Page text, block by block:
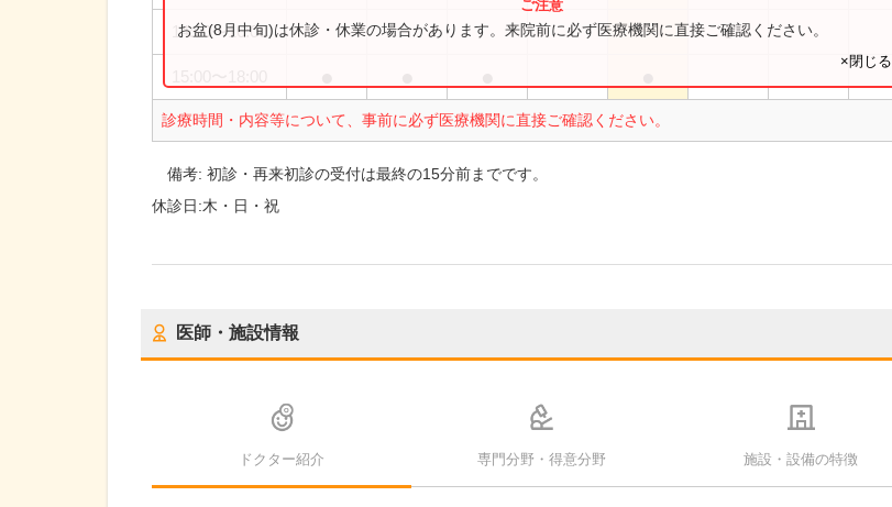
14:00〜16:00 ●
診療時間・内容等について、事前に必ず医療機関に直接ご確認ください。
お盆(8月中旬)は休診・休業の場合があります。来院前に必ず医療機関に直接ご確認ください。
×閉じる
備考:初診・再来初診の受付は最終の15分前までです。
休診日:木・日・祝
医師・施設情報
ドクター紹介 専門分野・得意分野 施設・設備の特徴